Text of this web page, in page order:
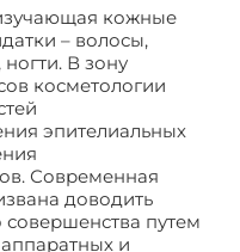
кожные
– волосы,
В зону
косметологии
эпителиальных
Современная
доводить
путем
и